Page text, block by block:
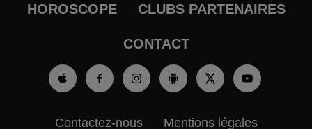
HOROSCOPE CLUBS PARTENAIRES
CONTACT
Contactez-nous Mentions légales